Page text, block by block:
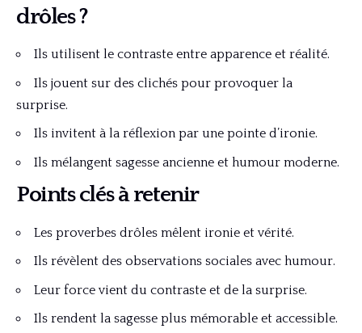
drôles ?
Ils utilisent le contraste entre apparence et réalité.
Ils jouent sur des clichés pour provoquer la
surprise.
Ils invitent à la réflexion par une pointe d’ironie.
Ils mélangent sagesse ancienne et humour moderne.
Points clés à retenir
Les proverbes drôles mêlent ironie et vérité.
Ils révèlent des observations sociales avec humour.
Leur force vient du contraste et de la surprise.
Ils rendent la sagesse plus mémorable et accessible.